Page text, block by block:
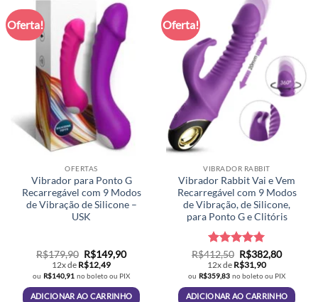
Oferta!
OFERTAS
Vibrador para Ponto G
Recarregável com 9 Modos
de Vibração de Silicone –
USK
R$179,90 O
preço
original
era:
R$179,90.
R$149,90O
atual
é:
R$149,90.
12x de R$12,49
ou R$140,91 no boleto ou PIX
ADICIONAR AO CARRINHO
Oferta!
VIBRADOR RABBIT
Vibrador Rabbit Vai e Vem
Recarregável com 9 Modos
de Vibração, de Silicone,
para Ponto G e Clitóris
Avaliação5
de 5
R$412,50 O
preço
original
era:
R$412,50.
R$382,80O
atual
é:
12x de R$31,90
ou R$359,83 no boleto ou PIX
ADICIONAR AO CARRINHO